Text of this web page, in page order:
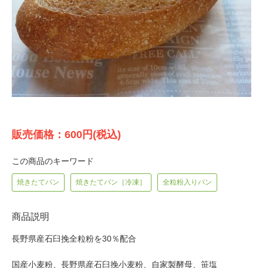
販売価格：600円(税込)
この商品のキーワード
焼きたてパン 焼きたてパン［冷凍］ 全粒粉入りパン
商品説明
長野県産石臼挽全粒粉を30％配合
国産小麦粉、長野県産石臼挽小麦粉、自家製酵母、笹塩